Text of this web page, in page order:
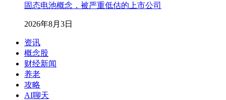
固态电池概念，被严重低估的上市公司
2026年8月3日
资讯
概念股
财经新闻
养老
攻略
AI聊天